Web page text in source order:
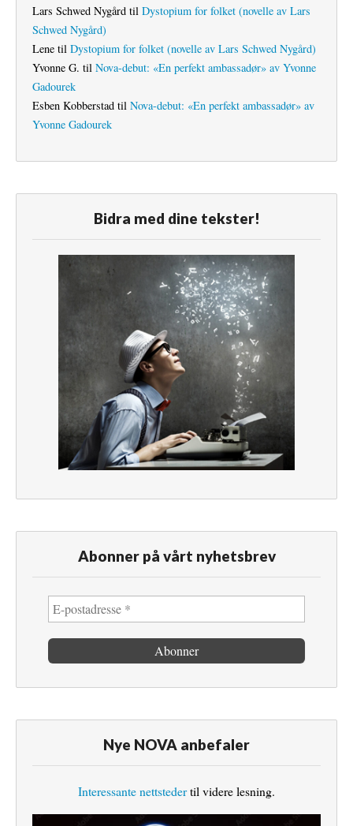
Lars Schwed Nygård til Dystopium for folket (novelle av Lars
Schwed Nygård)
Lene til Dystopium for folket (novelle av Lars Schwed Nygård)
Yvonne G. til Nova-debut: «En perfekt ambassadør» av Yvonne
Gadourek
Esben Kobberstad til Nova-debut: «En perfekt ambassadør» av
Yvonne Gadourek
Bidra med dine tekster!
Abonner på vårt nyhetsbrev
Nye NOVA anbefaler
Interessante nettstedertil videre lesning.